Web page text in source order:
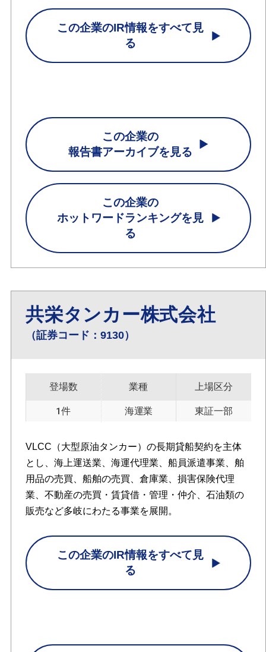
この企業のIR情報をすべて見
る
この企業の
報告書アーカイブを見る
この企業の
ホットワードランキングを見
る
共栄タンカー株式会社
（証券コード：9130）
登場数
1件
業種
海運業
上場区分
東証一部
VLCC（大型原油タンカー）の長期貸船契約を主体
とし、海上運送業、海運代理業、船員派遣事業、舶
用品の売買、船舶の売買、倉庫業、損害保険代理
業、不動産の売買・賃貸借・管理・仲介、石油類の
販売など多岐にわたる事業を展開。
この企業のIR情報をすべて見
る